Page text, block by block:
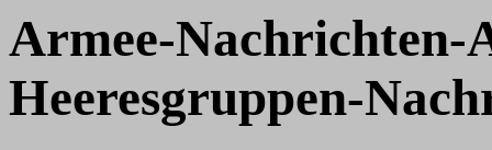
Armee-Nachrichten-
Heeresgruppen-